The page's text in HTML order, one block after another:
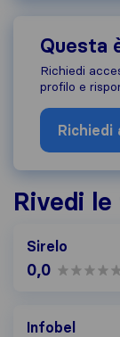
Questa
Richiedi
profilo e
Richiedi
Rivedi
Sirelo
0,0
Infobel